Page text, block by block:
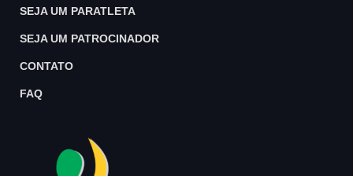
SEJA UM PARATLETA
SEJA UM PATROCINADOR
CONTATO
FAQ